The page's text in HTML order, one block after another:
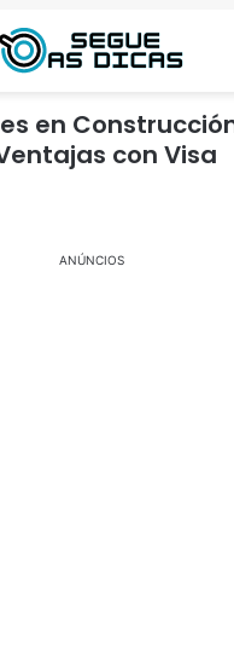
en Construcción
con Visa
ANÚNCIOS